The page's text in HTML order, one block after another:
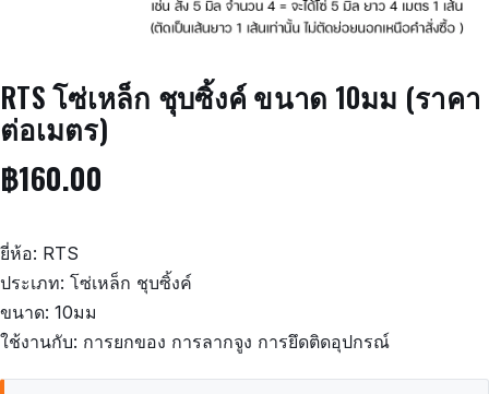
RTS โซ่เหล็ก ชุบซิ้งค์ ขนาด 10มม (ราคา
ต่อเมตร)
฿160.00
ยี่ห้อ: RTS
ประเภท: โซ่เหล็ก ชุบซิ้งค์
ขนาด: 10มม
ใช้งานกับ: การยกของ การลากจูง การยึดติดอุปกรณ์